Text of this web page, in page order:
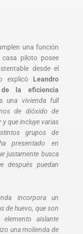
una función
piloto posee
desde el
explicó Leandro
de la eficiencia
una vivienda full
de dióxido de
que incluye varias
grupos de
presentado en
justamente busca
después puedan
incorpora un
de huevo, que son
aislante
una molienda de